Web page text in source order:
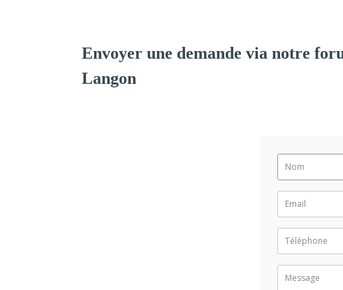
Envoyer une demande via notre
Langon